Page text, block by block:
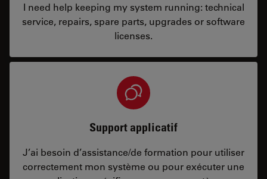
I need help keeping my system running: technical
service, repairs, spare parts, upgrades or software
licenses.
Support applicatif
J’ai besoin d’assistance/de formation pour utiliser
correctement mon système ou pour exécuter une